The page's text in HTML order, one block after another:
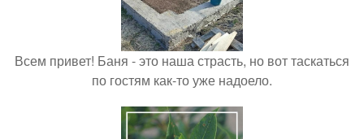
Всем привет! Баня - это наша страсть, но вот таскаться
по гостям как-то уже надоело.